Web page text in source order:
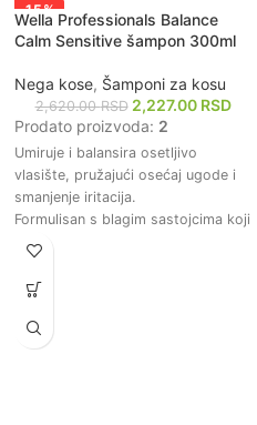
-15%
Wella Professionals Balance
Calm Sensitive šampon 300ml
Nega kose, Šamponi za kosu
2,620.00RSD 2,227.00 RSD
Prodato proizvoda: 2
Umiruje i balansira osetljivo
vlasište, pružajući osećaj ugode i
smanjenje iritacija.
Formulisan s blagim sastojcima koji
nežno čiste kosu bez isušivanja ili
Pomaže u održavanju prirodne
zdravijom i sjajnijom.